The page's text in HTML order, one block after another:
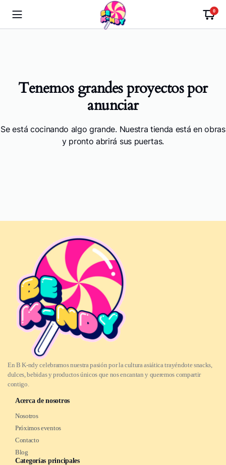
0
Tenemos grandes proyectos por
anunciar
Se está cocinando algo grande. Nuestra tienda está en obras
y pronto abrirá sus puertas.
En B K-ndy celebramos nuestra pasión por la cultura asiática trayéndote snacks,
dulces, bebidas y productos únicos que nos encantan y queremos compartir
contigo.
Acerca de nosotros
Nosotros
Próximos eventos
Contacto
Blog
Categorías principales